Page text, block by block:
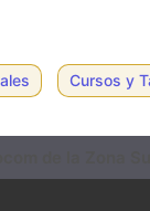
Cursos y